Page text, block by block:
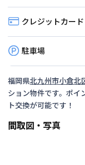
クレジットカード
駐車場
福岡県北九州市小倉北
ション物件です。ポイ
ト交換が可能です！
間取図・写真